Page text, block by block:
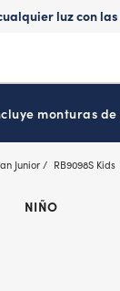
de tu examen de
monturas
Junior RB9098S Kids
NIÑO